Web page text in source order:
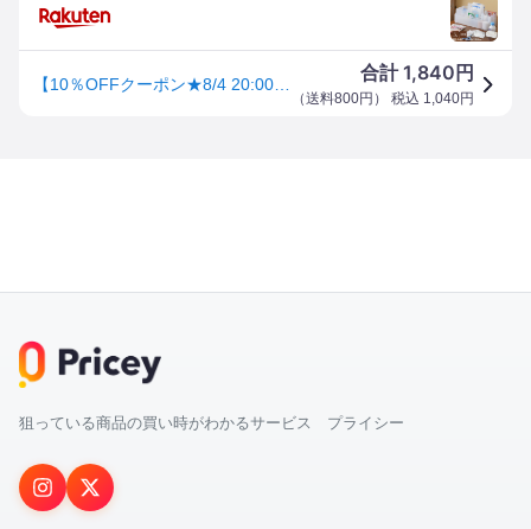
合計1,840 円
（送料800円 ） 税込 1,040円
狙っている商品の買い時がわかるサービス プライシー